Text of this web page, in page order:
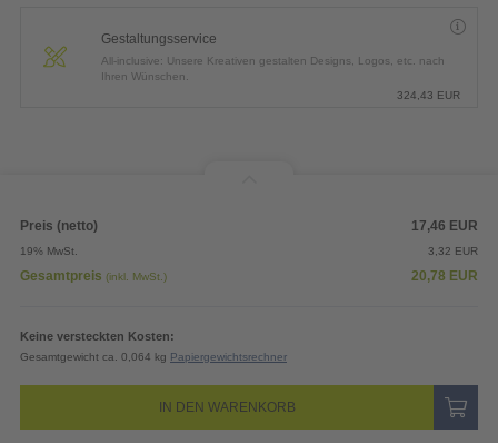
Gestaltungsservice
All-inclusive: Unsere Kreativen gestalten Designs, Logos, etc. nach
Ihren Wünschen.
324,43 EUR
Preis (netto) 17,46 EUR
19% MwSt. 3,32 EUR
Gesamtpreis (inkl. MwSt.) 20,78 EUR
Keine versteckten Kosten:
Gesamtgewicht ca. 0,064 kg Papiergewichtsrechner
IN DEN WARENKORB